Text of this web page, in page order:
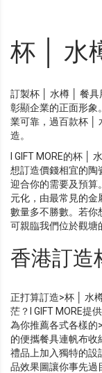
杯 │ 水
訂製杯 │ 水樽 │ 餐
彰顯企業的正面形象
業可靠，過百款杯 │
造。
I GIFT MORE的杯 │
想訂造價錢相宜的陶
迎合你的需要及預算
元化，由最常見的金
數量多不勝數。若你
可親臨我們位於觀塘
香港訂造
正打算訂造>杯 │ 水
茫？I GIFT MORE提
為你推薦各式各樣的
的便攜餐具連帆布
禮品上加入獨特的設
品效果圖讓你事先過